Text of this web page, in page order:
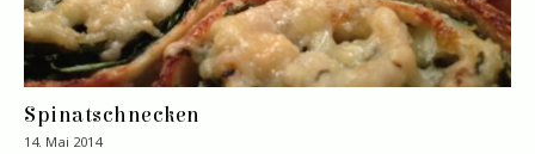
Spinatschnecken
14. Mai 2014